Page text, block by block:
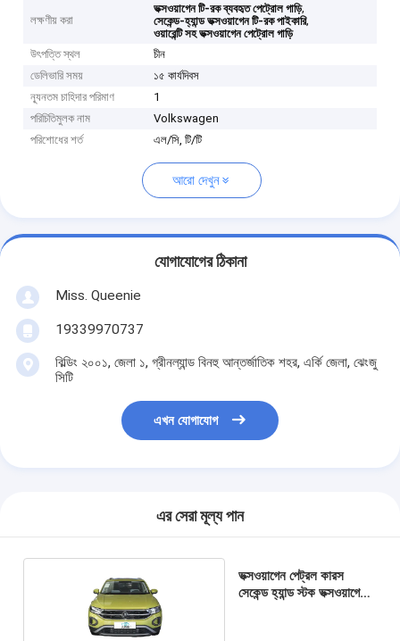
লক্ষণীয় করা
ভক্সওয়াগেন টি-রক ব্যবহৃত পেট্রোল গাড়ি,
সেকেন্ড-হ্যান্ড ভক্সওয়াগেন টি-রক পাইকারি,
ওয়ারেন্টি সহ ভক্সওয়াগেন পেট্রোল গাড়ি
উৎপত্তি স্থল
চীন
ডেলিভারি সময়
১৫ কার্যদিবস
ন্যূনতম চাহিদার পরিমাণ
1
পরিচিতিমুলক নাম
Volkswagen
পরিশোধের শর্ত
এল/সি, টি/টি
আরো দেখুন
যোগাযোগের ঠিকানা
Miss. Queenie
19339970737
বিল্ডিং ২০০১, জেলা ১, গ্রীনল্যান্ড বিনহু আন্তর্জাতিক শহর, এর্কি জেলা, ঝেংজু
সিটি
এখন যোগাযোগ
এর সেরা মূল্য পান
ভক্সওয়াগেন পেট্রল কারস
সেকেন্ড হ্যান্ড স্টক ভক্সওয়াগেন